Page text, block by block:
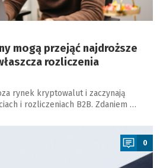
mogą przejąć najdroższe
rozliczenia
rynek kryptowalut i zaczynają
i rozliczeniach B2B. Zdaniem …
0